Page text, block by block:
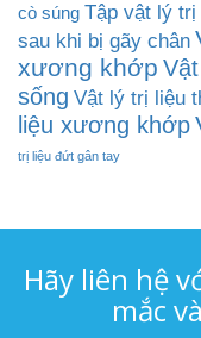
cò súng Tập vật lý trị
sau khi bị gãy chân
xương khớp
sống Vật lý trị liệu
liệu xương khớp
trị liệu đứt gân tay
Hãy liên hệ
mắc